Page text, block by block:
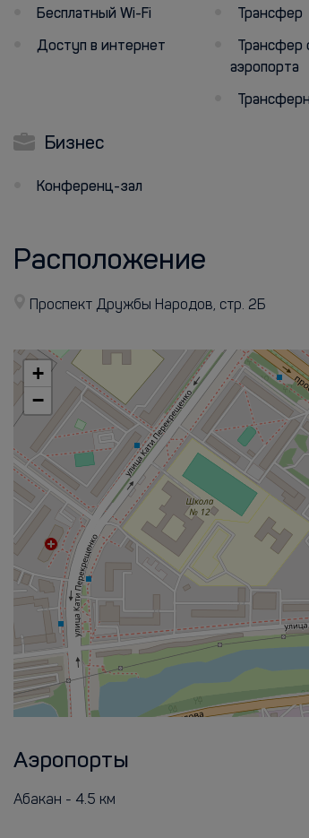
Бесплатный Wi-Fi
Доступ в интернет
Трансфер
Трансфер
аэропорта
Бизнес
Конференц-зал
Расположение
Проспект Дружбы Народов, стр. 2Б
+
−
Аэропорты
Абакан - 4.5 км